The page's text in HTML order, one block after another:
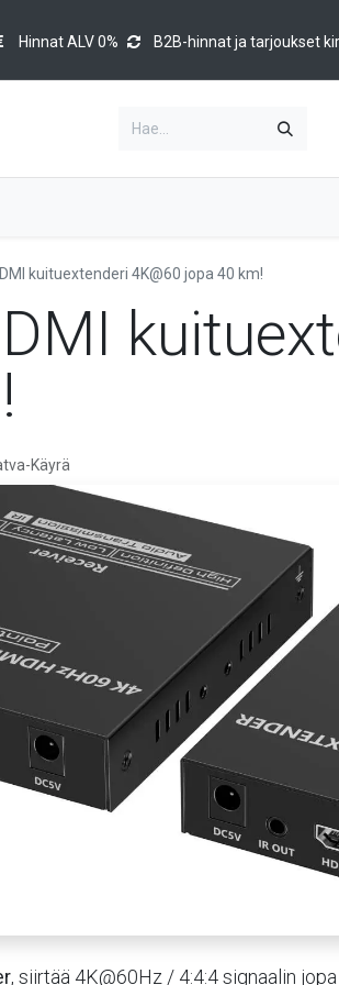
Hinnat ALV 0% B2B-hinnat ja tarjoukset
kuituextenderi 4K@60 jopa 40 km!
Käyrä
, siirtää 4K@60Hz / 4:4:4 signaalin jopa